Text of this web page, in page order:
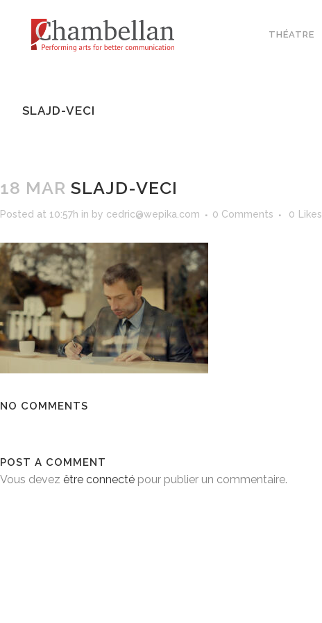
THÉATRE
SLAJD-VECI
18 MAR SLAJD-VECI
Posted at 10:57h in by cedric@wepika.com 0 Comments 0 Likes
NO COMMENTS
POST A COMMENT
Vous devez être connecté pour publier un commentaire.